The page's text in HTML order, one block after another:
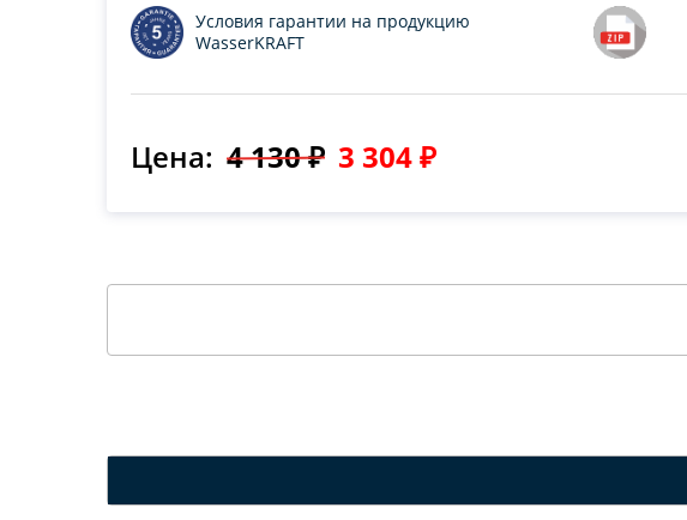
Условия гарантии на продукцию
WasserKRAFT
Цена: 4 130 ₽ 3 304 ₽